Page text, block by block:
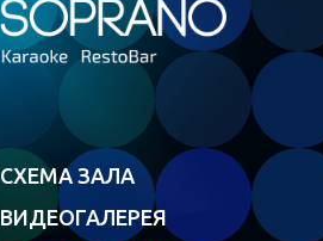
СХЕМА ЗАЛА
ВИДЕОГАЛЕРЕЯ